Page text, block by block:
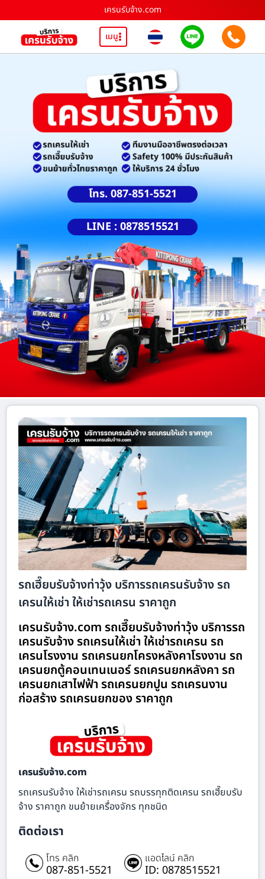
เครนรับจ้าง.com
เมนู
โทร. 087-851-5521
LINE : 0878515521
รถเฮี๊ยบรับจ้างท่าวุ้ง บริการรถเครนรับจ้าง รถ
เครนให้เช่า ให้เช่ารถเครน ราคาถูก
เครนรับจ้าง.com รถเฮี๊ยบรับจ้างท่าวุ้ง บริการรถ
เครนรับจ้าง รถเครนให้เช่า ให้เช่ารถเครน รถ
เครนโรงงาน รถเครนยกโครงหลังคาโรงงาน รถ
เครนยกตู้คอนเทนเนอร์ รถเครนยกหลังคา รถ
เครนยกเสาไฟฟ้า รถเครนยกปูน รถเครนงาน
ก่อสร้าง รถเครนยกของ ราคาถูก
เครนรับจ้าง.com
รถเครนรับจ้าง ให้เช่ารถเครน รถบรรทุกติดเครน รถเฮี๊ยบรับ
จ้าง ราคาถูก ขนย้ายเครื่องจักร ทุกชนิด
ติดต่อเรา
โทร คลิก
087-851-5521
แอดไลน์ คลิก
ID: 0878515521